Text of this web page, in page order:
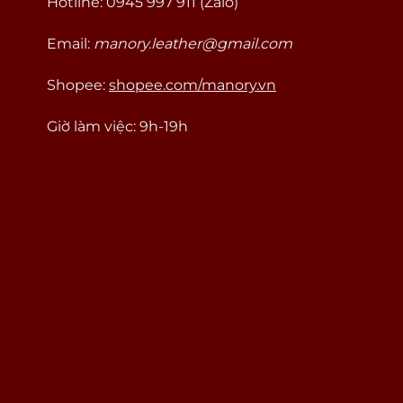
Email: manory.leather@gmail.com
Shopee: shopee.com/manory.vn
Giờ làm việc: 9h-19h